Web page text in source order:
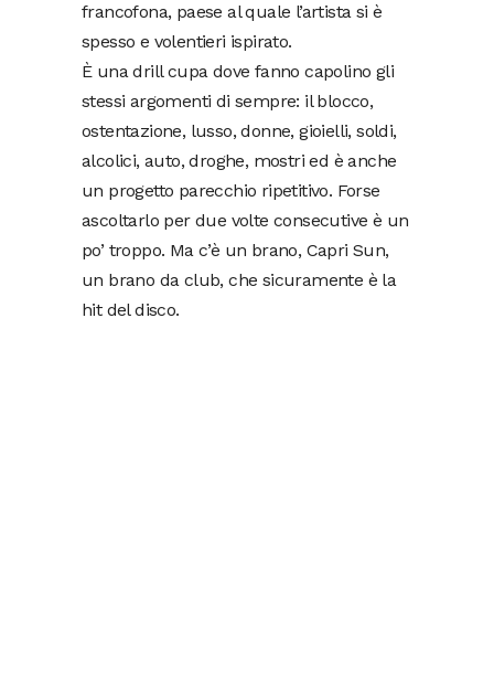
francofona, paese al quale l’artista si è
spesso e volentieri ispirato.
È una drill cupa dove fanno capolino gli
stessi argomenti di sempre: il blocco,
ostentazione, lusso, donne, gioielli, soldi,
alcolici, auto, droghe, mostri ed è anche
un progetto parecchio ripetitivo. Forse
ascoltarlo per due volte consecutive è un
po’ troppo. Ma c’è un brano, Capri Sun,
un brano da club, che sicuramente è la
hit del disco.